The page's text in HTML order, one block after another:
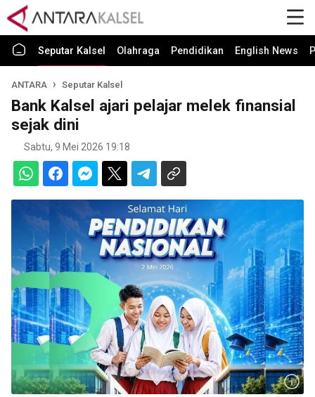
Seputar Kalsel Olahraga Pendidikan English News
ANTARA Seputar Kalsel
Bank Kalsel ajari pelajar melek finansial
sejak dini
Sabtu, 9 Mei 2026 19:18